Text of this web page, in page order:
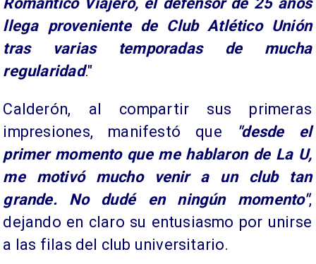
llega proveniente de Club Atlético Unión
tras varias temporadas de mucha
regularidad."
Calderón, al compartir sus primeras
impresiones, manifestó que
"desde el
primer momento que me hablaron de La U,
me motivó mucho venir a un club tan
grande. No dudé en ningún momento",
dejando en claro su entusiasmo por unirse
a las filas del club universitario.